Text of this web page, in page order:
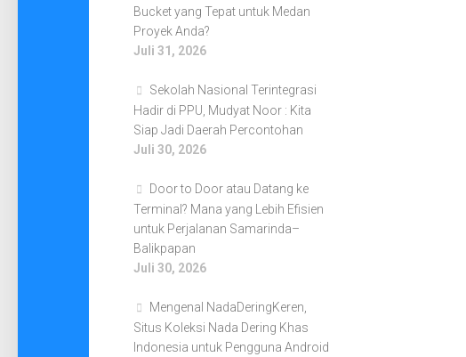
Bucket yang Tepat untuk Medan
Proyek Anda?
Juli 31, 2026
Sekolah Nasional Terintegrasi
Hadir di PPU, Mudyat Noor : Kita
Siap Jadi Daerah Percontohan
Juli 30, 2026
Door to Door atau Datang ke
Terminal? Mana yang Lebih Efisien
untuk Perjalanan Samarinda–
Balikpapan
Juli 30, 2026
Mengenal NadaDeringKeren,
Situs Koleksi Nada Dering Khas
Indonesia untuk Pengguna Android